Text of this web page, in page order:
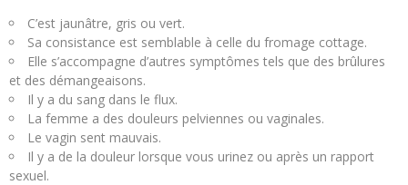
C’est jaunâtre, gris ou vert.
Sa consistance est semblable à celle du fromage cottage.
Elle s’accompagne d’autres symptômes tels que des brûlures
et des démangeaisons.
Il y a du sang dans le flux.
La femme a des douleurs pelviennes ou vaginales.
Le vagin sent mauvais.
Il y a de la douleur lorsque vous urinez ou après un rapport
sexuel.